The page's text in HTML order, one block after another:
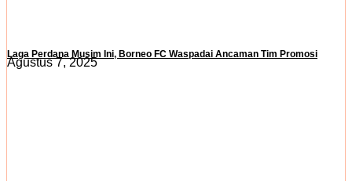
Laga Perdana Musim Ini, Borneo FC Waspadai Ancaman Tim Promosi
Agustus 7, 2025